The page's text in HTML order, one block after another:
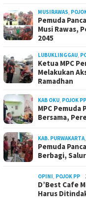
MUSIRAWAS
Pemuda
Musi Rawas,
2045
LUBUKLINGGAU
Ketua MPC
Melakukan
Ramadhan
KAB OKU POJOK PP
MPC Pemuda
Bersama,
KAB. PURWAKARTA
Pemuda
Berbagi,
OPINI POJOK PP
D’Best Cafe
Harus